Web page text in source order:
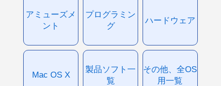
アミューズメ
ント
プログラミン
グ
ハードウェア
Mac OS X
製品ソフト一
覧
その他、全OS
用一覧